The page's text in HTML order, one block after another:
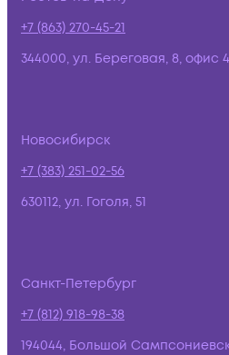
+7 (863) 270-45-21
344000, ул. Береговая, 8, офис
Новосибирск
+7 (383) 251-02-56
630112, ул. Гоголя, 51
Санкт-Петербург
+7 (812) 918-98-38
194044, Большой